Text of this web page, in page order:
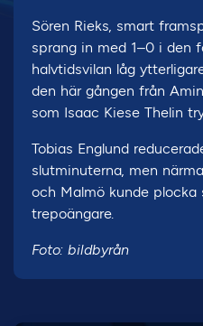
Sören Rieks, smart
sprang in med 1–0 i den
halvtidsvilan låg
den här gången från
som Isaac Kiese Thelin
Tobias Englund
slutminuterna, men
och Malmö kunde plocka
trepoängare.
Foto: bildbyrån